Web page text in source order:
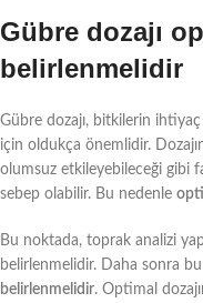
Gübre dozajı
belirlenmelidir
Gübre dozajı, bitkilerin
için oldukça önemlidir.
olumsuz etkileyebileceği gibi
sebep olabilir. Bu nedenle
Bu noktada, toprak analizi
belirlenmelidir. Daha sonra
belirlenmelidir. Optimal